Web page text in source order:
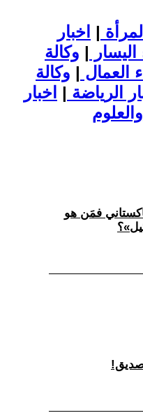
| اخبار
اليسار | وكالة
العمال | وكالة
الرياضة | اخبار
فمَن هو